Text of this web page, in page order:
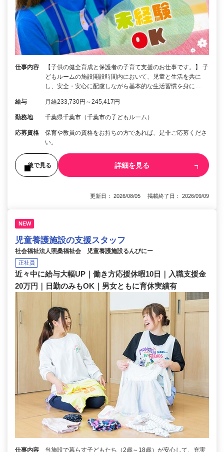
仕事内容
【子供の健全育成と保護者の子育て支援のお仕事です。】 子
どもルームの施設開設時間内において、児童と生活を共に
し、安全・安心に配慮しながら基本的な生活習慣を身に…
給与 月給233,730円～245,417円
勤務地 千葉県千葉市（千葉市の子どもルーム）
応募資格
保育や教員の資格をお持ちの方であれば、是非ご応募くださ
い。
後で見る 詳細を見る
更新日： 2026/08/05 掲載終了日： 2026/09/09
NEW
児童養護施設の支援スタッフ
社会福祉法人照桑福祉会 児童養護施設るんびにー
正社員
近々中に給与大幅UP｜働き方応援休暇10日｜入職支援金
20万円｜日勤のみもOK｜男女ともに育休実績有
仕事内容 当施設で暮らす子どもたち（2歳～18歳）が安心して、充実